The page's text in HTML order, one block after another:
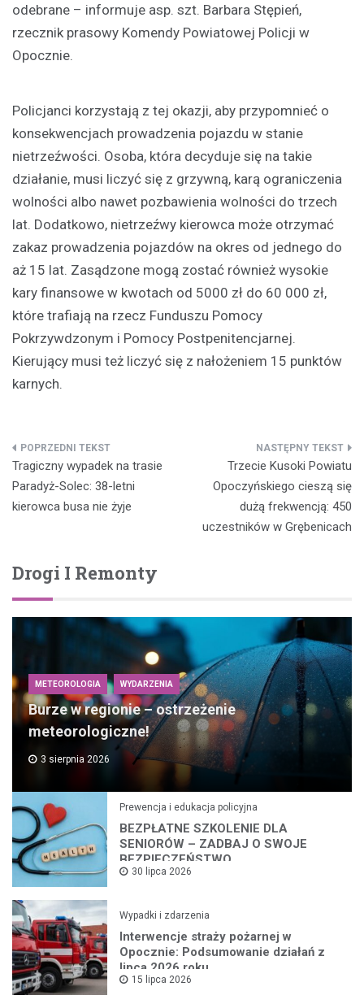
odebrane – informuje asp. szt. Barbara Stępień,
rzecznik prasowy Komendy Powiatowej Policji w
Opocznie.
Policjanci korzystają z tej okazji, aby przypomnieć o
konsekwencjach prowadzenia pojazdu w stanie
nietrzeźwości. Osoba, która decyduje się na takie
działanie, musi liczyć się z grzywną, karą ograniczenia
wolności albo nawet pozbawienia wolności do trzech
lat. Dodatkowo, nietrzeźwy kierowca może otrzymać
zakaz prowadzenia pojazdów na okres od jednego do
aż 15 lat. Zasądzone mogą zostać również wysokie
kary finansowe w kwotach od 5000 zł do 60 000 zł,
które trafiają na rzecz Funduszu Pomocy
Pokrzywdzonym i Pomocy Postpenitencjarnej.
Kierujący musi też liczyć się z nałożeniem 15 punktów
karnych.
Nawigacja
wpisu
Tragiczny wypadek na trasie
Paradyż-Solec: 38-letni
kierowca busa nie żyje
Trzecie Kusoki Powiatu
Opoczyńskiego cieszą się
dużą frekwencją: 450
uczestników w Grębenicach
Drogi I Remonty
METEOROLOGIA WYDARZENIA
Burze w regionie – ostrzeżenie
meteorologiczne!
3 sierpnia 2026
Prewencja i edukacja policyjna
BEZPŁATNE SZKOLENIE DLA
SENIORÓW – ZADBAJ O SWOJE
BEZPIECZEŃSTWO
30 lipca 2026
Wypadki i zdarzenia
Interwencje straży pożarnej w
Opocznie: Podsumowanie działań z
lipca 2026 roku
15 lipca 2026